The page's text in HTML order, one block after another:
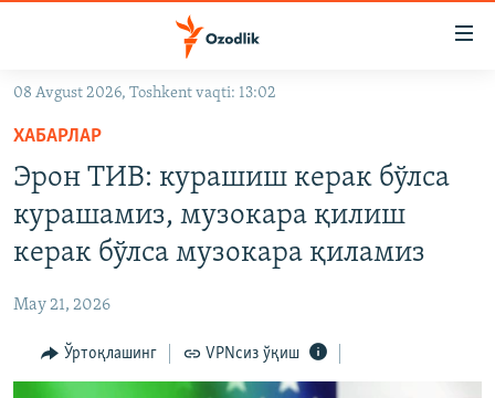
Асосий
навигацияга
ўтинг
Қидиришга
ўтинг
OZODARXIV
На русском
ИЖТИМОИЙ ТАРМОҚЛАР
08 Avgust 2026, Toshkent vaqti: 13:02
ХАБАРЛАР
Эрон ТИВ: курашиш керак бўлса
курашамиз, музокара қилиш
керак бўлса музокара қиламиз
May 21, 2026
Ўртоқлашинг VPNсиз ўқиш